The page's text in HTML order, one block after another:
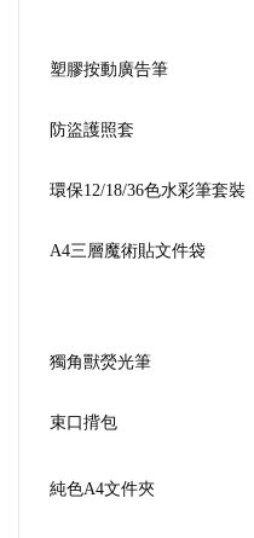
塑膠按動廣告筆
防盜護照套
環保12/18/36色水彩筆套裝
A4三層魔術貼文件袋
獨角獸熒光筆
束口揹包
純色A4文件夾